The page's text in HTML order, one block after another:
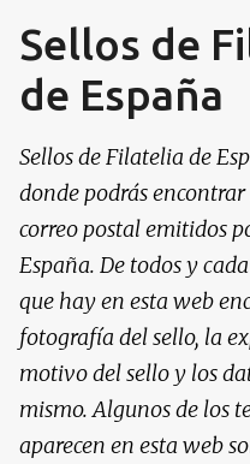
Ir al
Sellos de
de España
Sellos de Filatelia de
donde podrás encontrar
correo postal emitidos
España. De todos y
que hay en esta web
fotografía del sello, la
motivo del sello y los
mismo. Algunos de los
aparecen en esta web